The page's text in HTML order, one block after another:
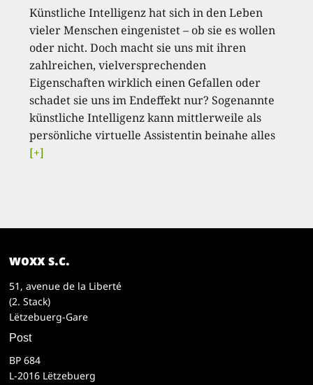
Künstliche Intelligenz hat sich in den Leben
vieler Menschen eingenistet – ob sie es wollen
oder nicht. Doch macht sie uns mit ihren
zahlreichen, vielversprechenden
Eigenschaften wirklich einen Gefallen oder
schadet sie uns im Endeffekt nur? Sogenannte
künstliche Intelligenz kann mittlerweile als
persönliche virtuelle Assistentin beinahe alles
[+]
woxx s.c.
51, avenue de la Liberté
(2. Stack)
Lëtzebuerg-Gare
Post
BP 684
L-2016 Lëtzebuerg